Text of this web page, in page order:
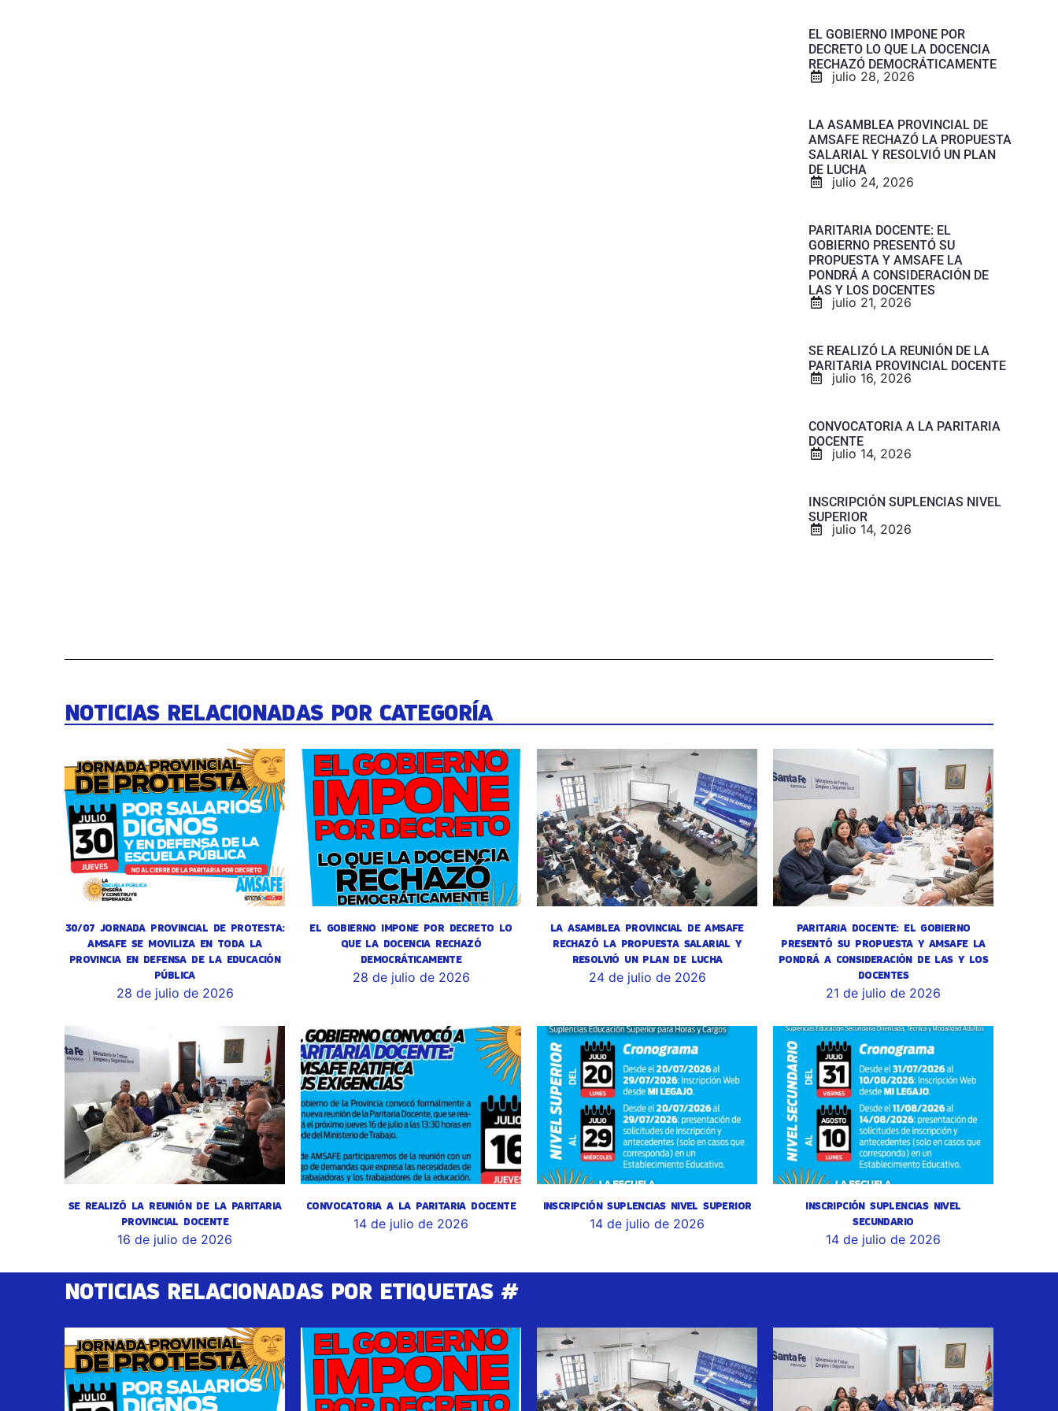
EL GOBIERNO IMPONE POR
DECRETO LO QUE LA DOCENCIA
RECHAZÓ DEMOCRÁTICAMENTE
julio 28, 2026
LA ASAMBLEA PROVINCIAL DE
AMSAFE RECHAZÓ LA PROPUESTA
SALARIAL Y RESOLVIÓ UN PLAN
DE LUCHA
julio 24, 2026
PARITARIA DOCENTE: EL
GOBIERNO PRESENTÓ SU
PROPUESTA Y AMSAFE LA
PONDRÁ A CONSIDERACIÓN DE
LAS Y LOS DOCENTES
julio 21, 2026
SE REALIZÓ LA REUNIÓN DE LA
PARITARIA PROVINCIAL DOCENTE
julio 16, 2026
CONVOCATORIA A LA PARITARIA
DOCENTE
julio 14, 2026
INSCRIPCIÓN SUPLENCIAS NIVEL
SUPERIOR
julio 14, 2026
NOTICIAS RELACIONADAS POR CATEGORÍA
30/07 JORNADA PROVINCIAL DE PROTESTA:
AMSAFE SE MOVILIZA EN TODA LA
PROVINCIA EN DEFENSA DE LA EDUCACIÓN
PÚBLICA
28 de julio de 2026
EL GOBIERNO IMPONE POR DECRETO LO
QUE LA DOCENCIA RECHAZÓ
DEMOCRÁTICAMENTE
28 de julio de 2026
LA ASAMBLEA PROVINCIAL DE AMSAFE
RECHAZÓ LA PROPUESTA SALARIAL Y
RESOLVIÓ UN PLAN DE LUCHA
24 de julio de 2026
PARITARIA DOCENTE: EL GOBIERNO
PRESENTÓ SU PROPUESTA Y AMSAFE LA
PONDRÁ A CONSIDERACIÓN DE LAS Y LOS
DOCENTES
21 de julio de 2026
SE REALIZÓ LA REUNIÓN DE LA PARITARIA
PROVINCIAL DOCENTE
16 de julio de 2026
CONVOCATORIA A LA PARITARIA DOCENTE
14 de julio de 2026
INSCRIPCIÓN SUPLENCIAS NIVEL SUPERIOR
14 de julio de 2026
INSCRIPCIÓN SUPLENCIAS NIVEL
SECUNDARIO
14 de julio de 2026
NOTICIAS RELACIONADAS POR ETIQUETAS #